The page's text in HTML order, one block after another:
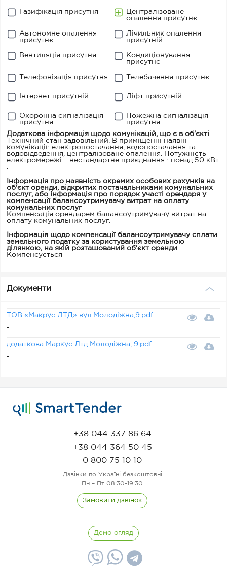
Газифікація присутня
Централізоване
опалення присутнє
Автономне опалення
присутнє
Лічильник опалення
присутній
Вентиляція присутня
Кондиціонування
присутнє
Телефонізація присутня Телебачення присутнє
Інтернет присутній Ліфт присутній
Охоронна сигналізація
присутня
Пожежна сигналізація
присутня
Додаткова інформація щодо комунікацій, що є в об'єкті
Технічний стан задовільний. В приміщенні наявні
комунікації: електропостачання, водопостачання та
водовідведення, централізоване опалення. Потужність
електромережі – нестандартне приєднання : понад 50 кВт
Інформація про наявність окремих особових рахунків на
об'єкт оренди, відкритих постачальниками комунальних
послуг, або інформація про порядок участі орендаря у
компенсації балансоутримувачу витрат на оплату
комунальних послуг
Компенсація орендарем балансоутримувачу витрат на
оплату комунальних послуг.
Інформація щодо компенсації балансоутримувачу сплати
земельного податку за користування земельною
ділянкою, на якій розташований об'єкт оренди
Компенсується
Документи
ТОВ «Макрус ЛТД» вул.Молодіжна,9.pdf
-
додаткова Маркус Лтд Молодіжна, 9.pdf
-
+38 044 337 86 64
+38 044 364 50 45
0 800 75 10 10
Дзвінки по Україні безкоштовні
Пн – Пт 08:30-19:30
Замовити дзвінок
Демо-огляд